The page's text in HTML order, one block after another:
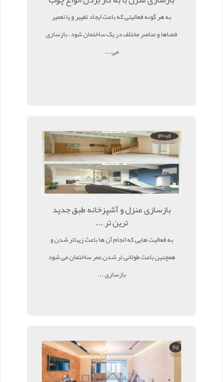
به هر گونه فعالیتی که باعث ایجاد تغییر و یا تعمیر
فضاها و عناصر مختلف در یک ساختمان شود ، بازسازی
می ...
بازسازی منزل و آشپزخانه طبق جدید
ترین تر ...
به فعالیت هایی که انجام آن ها باعث زیباتر شدن و
همچنین باعث طولانی تر شدن عمر ساختمان می شود
بازسازی ...